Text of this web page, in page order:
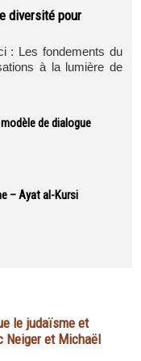
diversité pour
: Les fondements du
à la lumière de
de dialogue
– Ayat al-Kursi
le judaïsme et
Neiger et Michaël